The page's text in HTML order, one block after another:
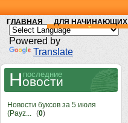
ГЛАВНАЯ ДЛЯ НАЧИНАЮЩИХ
Powered by
Translate
Н последние
овости
Новости буксов за 5 июля
(Payz... (0)